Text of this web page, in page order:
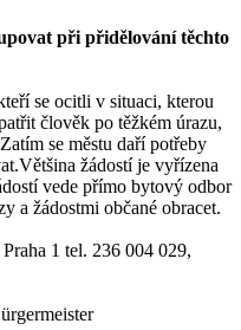
při přidělování těchto
se ocitli v situaci, kterou
člověk po těžkém úrazu,
se městu daří potřeby
žádostí je vyřízena
vede přímo bytový odbor
a žádostmi občané obracet.
1 tel. 236 004 029,